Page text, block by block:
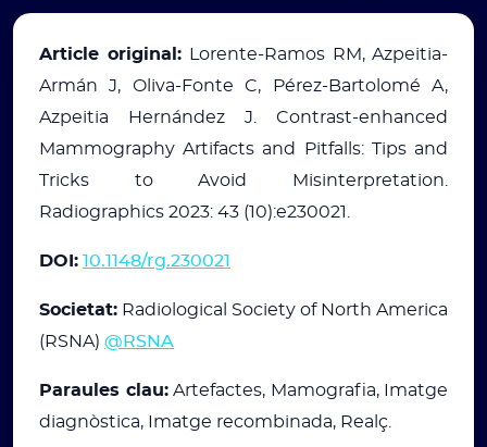
Article original: Lorente-Ramos RM, Azpeitia-
Armán J, Oliva-Fonte C, Pérez-Bartolomé A,
Azpeitia Hernández J. Contrast-enhanced
Mammography Artifacts and Pitfalls: Tips and
Tricks to Avoid Misinterpretation.
Radiographics 2023: 43 (10):e230021.
DOI: 10.1148/rg.230021
Societat: Radiological Society of North America
(RSNA) @RSNA
Paraules clau:Artefactes, Mamografia, Imatge
diagnòstica, Imatge recombinada, Realç.